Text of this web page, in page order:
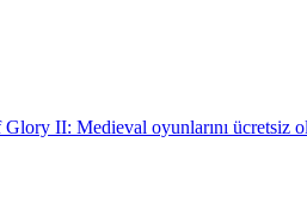
II: Medieval oyunlarını ücretsiz